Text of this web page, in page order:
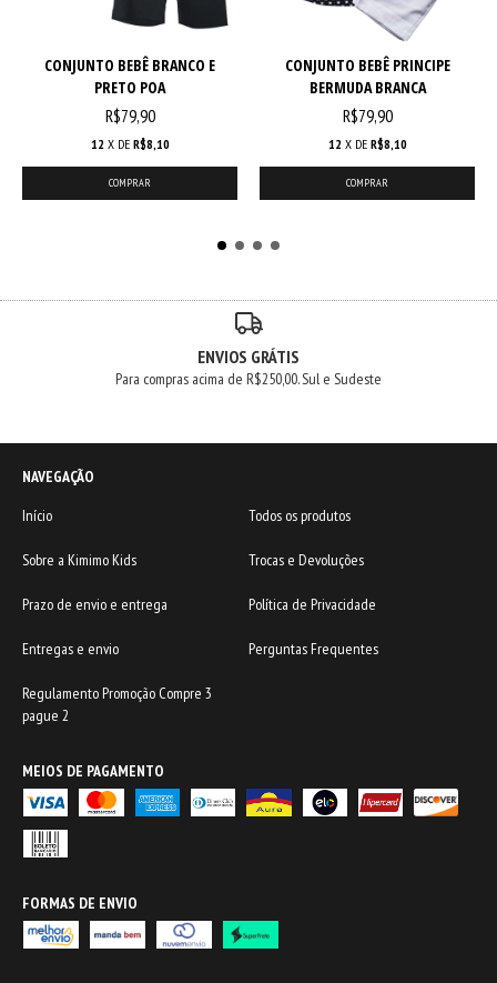
CONJUNTO BEBÊ BRANCO E
PRETO POA
R$79,90
12 X DE R$8,10
COMPRAR
CONJUNTO BEBÊ PRINCIPE
BERMUDA BRANCA
R$79,90
12 X DE R$8,10
COMPRAR
ENVIOS GRÁTIS
Para compras acima de R$250,00. Sul e Sudeste
NAVEGAÇÃO
Início
Todos os produtos
Sobre a Kimimo Kids Trocas e Devoluções
Prazo de envio e entrega Política de Privacidade
Entregas e envio Perguntas Frequentes
Regulamento Promoção Compre 3
pague 2
MEIOS DE PAGAMENTO
FORMAS DE ENVIO